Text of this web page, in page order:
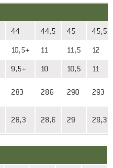
44 44,5 45 45,5
10,5+ 11 11,5 12
9,5+ 10 10,5 11
283 286 290 293
28,3 28,6 29 29,3